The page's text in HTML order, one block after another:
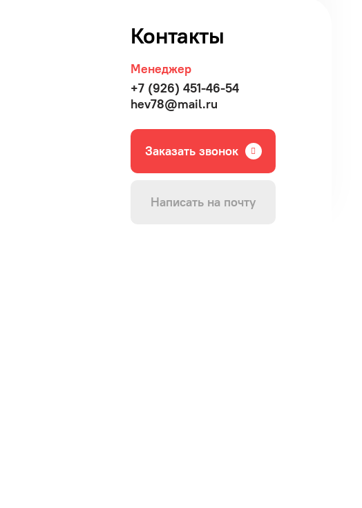
Контакты
Менеджер
+7 (926) 451-46-54
hev78@mail.ru
Заказать звонок
Написать на почту